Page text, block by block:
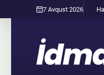
7 Avqust 2026